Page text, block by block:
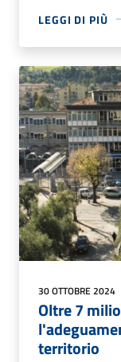
LEGGI DI PIÙ
30 OTTOBRE 2024
Oltre 7
territorio